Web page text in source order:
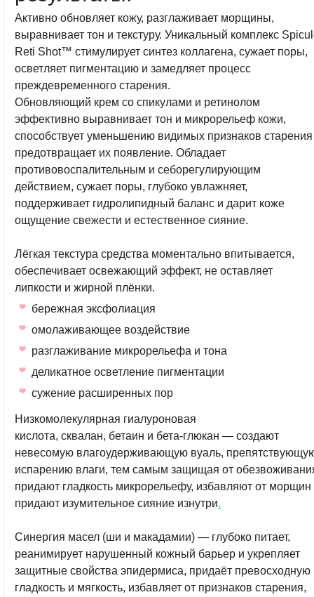
Активно обновляет кожу, разглаживает морщины,
выравнивает тон и текстуру. Уникальный комплекс
Reti Shot™ стимулирует синтез коллагена, сужает поры,
осветляет пигментацию и замедляет процесс
преждевременного старения.
Обновляющий крем со спикулами и ретинолом
эффективно выравнивает тон и микрорельеф кожи,
способствует уменьшению видимых признаков
предотвращает их появление. Обладает
противовоспалительным и себорегулирующим
действием, сужает поры, глубоко увлажняет,
поддерживает гидролипидный баланс и дарит коже
ощущение свежести и естественное сияние.
Лёгкая текстура средства моментально впитывается,
обеспечивает освежающий эффект, не оставляет
липкости и жирной плёнки.
бережная эксфолиация
омолаживающее воздействие
разглаживание микрорельефа и тона
деликатное осветление пигментации
сужение расширенных пор
Низкомолекулярная гиалуроновая
кислота, сквалан, бетаин и бета-глюкан — создают
невесомую влагоудерживающую вуаль,
испарению влаги, тем самым защищая от
придают гладкость микрорельефу, избавляют от морщин
придают изумительное сияние изнутри.
Синергия масел (ши и макадамии) — глубоко питает,
реанимирует нарушенный кожный барьер и укрепляет
защитные свойства эпидермиса, придаёт превосходную
гладкость и мягкость, избавляет от признаков старения,